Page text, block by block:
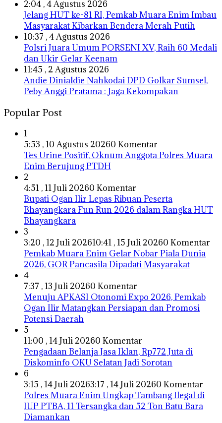
2:04 , 4 Agustus 2026
Jelang HUT ke-81 RI, Pemkab Muara Enim Imbau
Masyarakat Kibarkan Bendera Merah Putih
10:37 , 4 Agustus 2026
Polsri Juara Umum PORSENI XV, Raih 60 Medali
dan Ukir Gelar Keenam
11:45 , 2 Agustus 2026
Andie Dinialdie Nahkodai DPD Golkar Sumsel,
Peby Anggi Pratama : Jaga Kekompakan
Popular Post
1
5:53 , 10 Agustus 20260 Komentar
Tes Urine Positif, Oknum Anggota Polres Muara
Enim Berujung PTDH
2
4:51 , 11 Juli 20260 Komentar
Bupati Ogan Ilir Lepas Ribuan Peserta
Bhayangkara Fun Run 2026 dalam Rangka HUT
Bhayangkara
3
3:20 , 12 Juli 202610:41 , 15 Juli 20260 Komentar
Pemkab Muara Enim Gelar Nobar Piala Dunia
2026, GOR Pancasila Dipadati Masyarakat
4
7:37 , 13 Juli 20260 Komentar
Menuju APKASI Otonomi Expo 2026, Pemkab
Ogan Ilir Matangkan Persiapan dan Promosi
Potensi Daerah
5
11:00 , 14 Juli 20260 Komentar
Pengadaan Belanja Jasa Iklan, Rp772 Juta di
Diskominfo OKU Selatan Jadi Sorotan
6
3:15 , 14 Juli 20263:17 , 14 Juli 20260 Komentar
Polres Muara Enim Ungkap Tambang Ilegal di
IUP PTBA, 11 Tersangka dan 52 Ton Batu Bara
Diamankan